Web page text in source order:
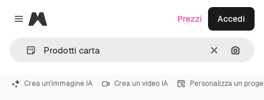
Close menu
Magnific
CancellaCerca
Prezzi Accedi
Crea un'immagine IA Crea un video IA Personalizza un